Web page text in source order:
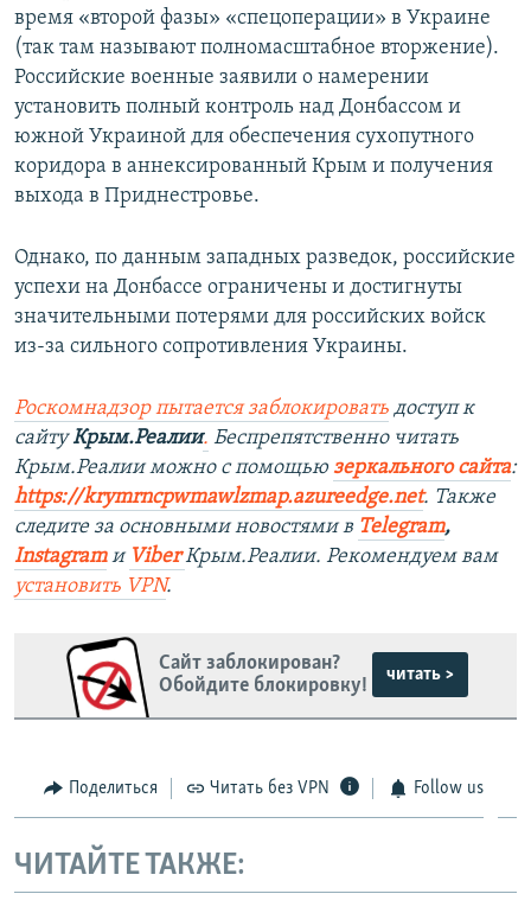
время «второй фазы» «спецоперации» в Украине
(так там называют полномасштабное вторжение).
Российские военные заявили о намерении
установить полный контроль над Донбассом и
южной Украиной для обеспечения сухопутного
коридора в аннексированный Крым и получения
выхода в Приднестровье.
Однако, по данным западных разведок, российские
успехи на Донбассе ограничены и достигнуты
значительными потерями для российских войск
из-за сильного сопротивления Украины.
Роскомнадзор пытается заблокировать доступ к
сайтуКрым.Реалии. Беспрепятственно читать
Крым.Реалии можно с помощью зеркального сайта:
https://krymrncpwmawlzmap.azureedge.net. Также
следите за основными новостями в Telegram,
Instagram и ViberКрым.Реалии. Рекомендуем вам
установить VPN.
Сайт заблокирован?
Обойдите блокировку!
читать >
Поделиться Читать без VPN Follow us
ЧИТАЙТЕ ТАКЖЕ: